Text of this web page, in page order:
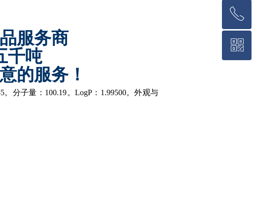
服务商
千吨
的服务！
分子量：100.19。LogP：1.99500。外观与
回到顶部
ꂅ
18369966222
ꀥ